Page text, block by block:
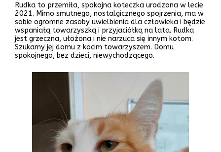
Rudka to przemiła, spokojna koteczka urodzona w lecie
2021. Mimo smutnego, nostalgicznego spojrzenia, ma w
sobie ogromne zasoby uwielbienia dla człowieka i będzie
wspaniałą towarzyszką i przyjaciółką na lata. Rudka
jest grzeczna, ułożona i nie narzuca się innym kotom.
Szukamy jej domu z kocim towarzyszem. Domu
spokojnego, bez dzieci, niewychodzącego.